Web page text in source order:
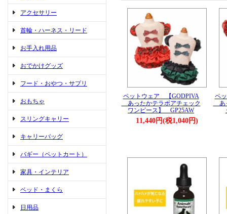
アクセサリー
首輪・ハーネス・リード
お手入れ用品
おでかけグッズ
フード・おやつ・サプリ
おもちゃ
スリングキャリー
キャリーバッグ
バギー（ペットカート）
家具・インテリア
ベッド・まくら
日用品
ペットウェア 【GODPIVA
あったかテラボアチェック
ワンピース】 GP25AW
11,440円(税1,040円)
ペ
あ